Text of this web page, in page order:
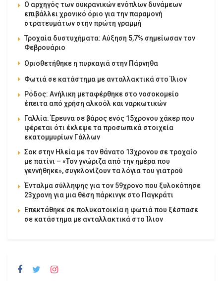
Ο αρχηγός των ουκρανικών ενόπλων δυνάμεων
επιβάλλει χρονικό όριο για την παραμονή
στρατευμάτων στην πρώτη γραμμή
Τροχαία δυστυχήματα: Αύξηση 5,7% σημείωσαν τον
Φεβρουάριο
Οριοθετήθηκε η πυρκαγιά στην Πάρνηθα
Φωτιά σε κατάστημα με ανταλλακτικά στο Ίλιον
Ρόδος: Ανήλικη μεταφέρθηκε στο νοσοκομείο
έπειτα από χρήση αλκοόλ και ναρκωτικών
Γαλλία: Έρευνα σε βάρος ενός 15χρονου χάκερ που
φέρεται ότι έκλεψε τα προσωπικά στοιχεία
εκατομμυρίων Γάλλων
Σοκ στην Ηλεία με τον θάνατο 13χρονου σε τροχαίο
με πατίνι – «Τον γνώριζα από την ημέρα που
γεννήθηκε», συγκλονίζουν τα λόγια του γιατρού
Ένταλμα σύλληψης για τον 59χρονο που ξυλοκόπησε
23χρονη για μια θέση πάρκινγκ στο Παγκράτι
Επεκτάθηκε σε πολυκατοικία η φωτιά που ξέσπασε
σε κατάστημα με ανταλλακτικά στο Ίλιον